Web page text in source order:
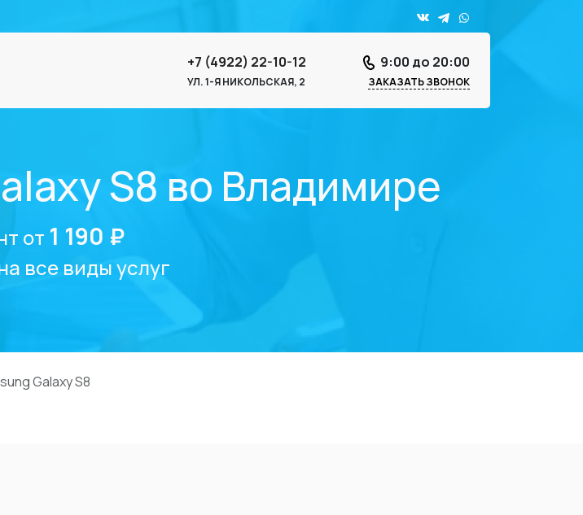
+7 (4922) 22-10-12
УЛ. 1-Я НИКОЛЬСКАЯ, 2
9:00 до 20:00
ЗАКАЗАТЬ ЗВОНОК
S8 во Владимире
от 1 190 ₽
все виды услуг
Galaxy S8